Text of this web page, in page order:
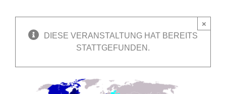
DIESE VERANSTALTUNG HAT BEREITS
STATTGEFUNDEN.
×